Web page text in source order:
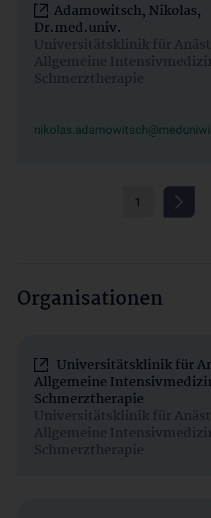
Adamowitsch, Nikolas,
Dr.med.univ.
Universitätsklinik für
Allgemeine
Schmerztherapie
1
Organisationen
Universitätsklinik für
Allgemeine
Schmerztherapie
Universitätsklinik für
Allgemeine
Schmerztherapie